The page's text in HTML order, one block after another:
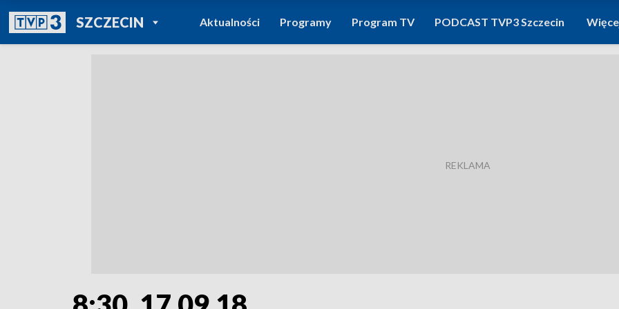
SZCZECINPOWRÓT DO
TVP REGIONY
Aktualności Programy Program TV PODCAST TVP3 Szczecin